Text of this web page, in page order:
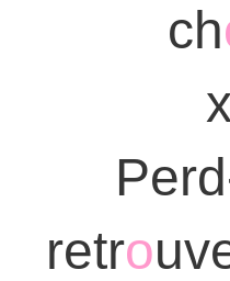
ch
retro